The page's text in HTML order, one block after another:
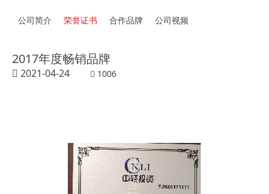
公司简介 荣誉证书 合作品牌 公司视频
2017年度畅销品牌
2021-04-24 1006